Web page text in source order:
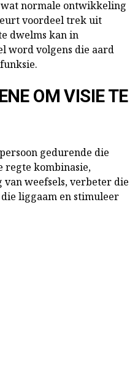
normale ontwikkeling
voordeel trek uit
dwelms kan in
word volgens die aard
OM VISIE TE
gedurende die
regte kombinasie,
weefsels, verbeter die
liggaam en stimuleer